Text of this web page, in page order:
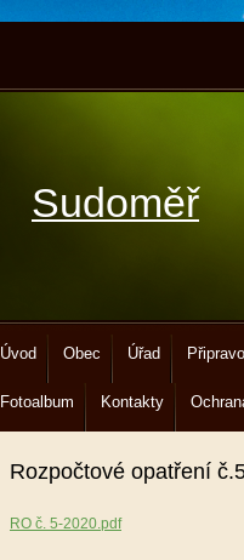
Sudoměř
Úvod Obec Úřad
Fotoalbum Kontakty
Rozpočtové opatření
RO č. 5-2020.pdf